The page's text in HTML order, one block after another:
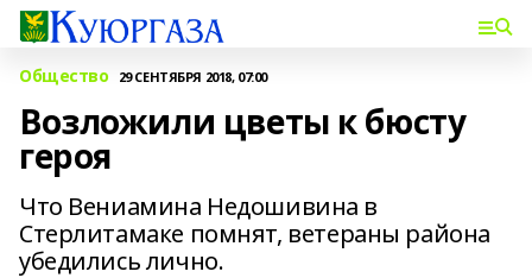
Общество 29 СЕНТЯБРЯ 2018, 07:00
Возложили цветы к бюсту
героя
Что Вениамина Недошивина в
Стерлитамаке помнят, ветераны района
убедились лично.